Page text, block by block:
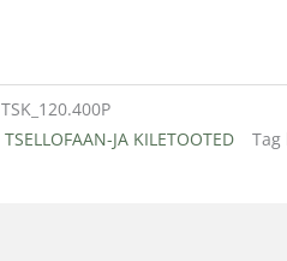
TSK_120.400P
TSELLOFAAN-JA KILETOOTED Tag